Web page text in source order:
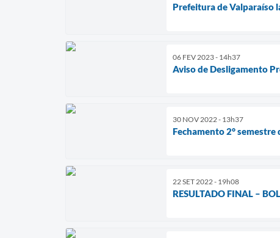
Prefeitura de Valparaíso
06 FEV 2023 - 14h37
Aviso de Desligamento
30 NOV 2022 - 13h37
Fechamento 2°
22 SET 2022 - 19h08
RESULTADO FINAL –